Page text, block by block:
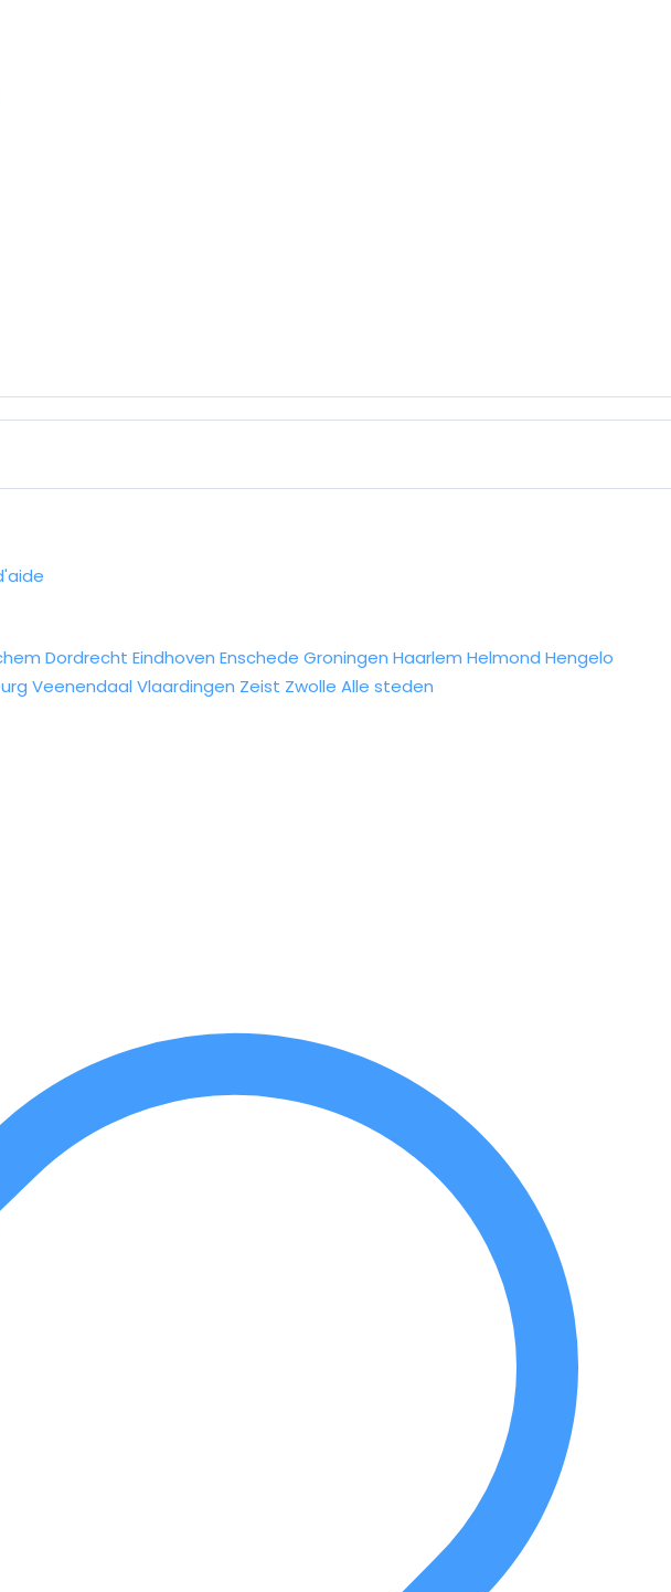
Dordrecht Eindhoven Enschede Groningen Haarlem Helmond Hengelo
Veenendaal Vlaardingen Zeist Zwolle Alle steden